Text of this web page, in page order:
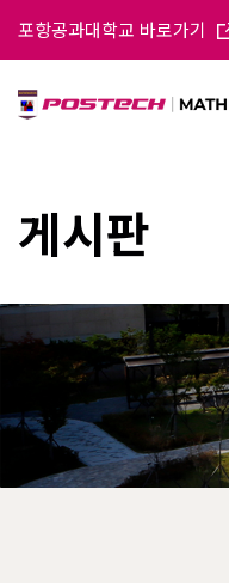
포항공과대학교 바로가기
게시판